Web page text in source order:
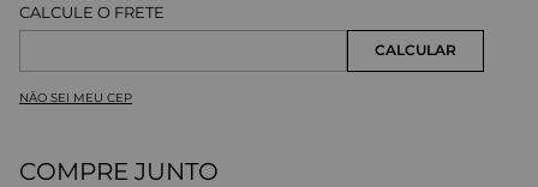
NÃO SEI MEU CEP
COMPRE JUNTO